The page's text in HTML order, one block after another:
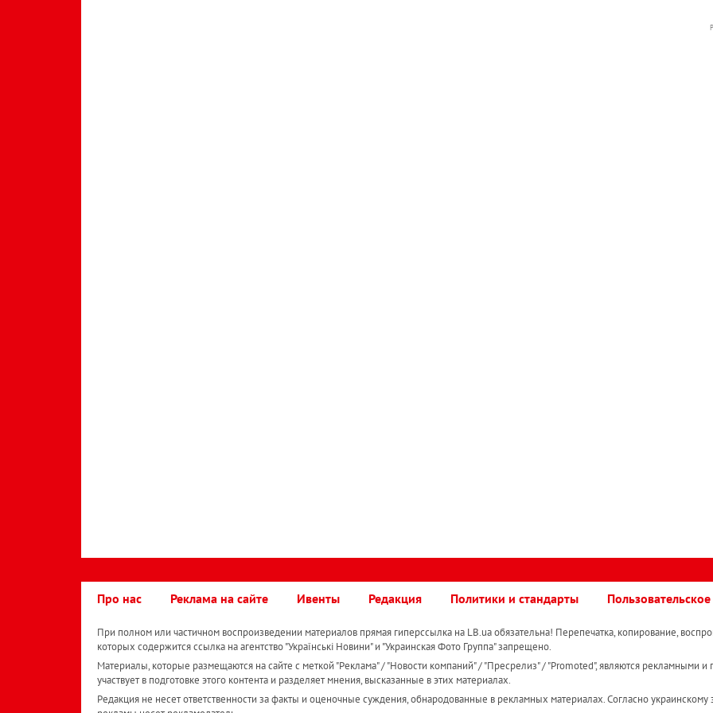
Про нас Реклама на сайте Ивенты Редакция Политики и стандарты
При полном или частичном воспроизведении материалов прямая гиперссылка на LB.ua обязательна! Перепечатка, копирование,
которых содержится ссылка на агентство "Українськi Новини" и "Украинская Фото Группа" запрещено.
Материалы, которые размещаются на сайте с меткой "Реклама" / "Новости компаний" / "Пресрелиз" / "Promoted", являются рекламными и
участвует в подготовке этого контента и разделяет мнения, высказанные в этих материалах.
Редакция не несет ответственности за факты и оценочные суждения, обнародованные в рекламных материалах. Согласно украинскому